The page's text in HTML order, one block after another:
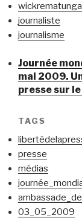
journaliste
journalisme
Journée
mai 2009.
presse sur
TAGS
presse
médias
03_05_2009